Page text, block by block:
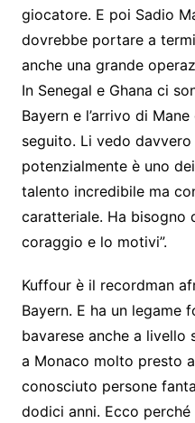
giocatore. E poi Sadio
dovrebbe portare a
anche una grande
In Senegal e Ghana ci
Bayern e l’arrivo di
seguito. Li vedo
potenzialmente è uno
talento incredibile ma
caratteriale. Ha bisogno
coraggio e lo motivi”.
Kuffour è il recordman
Bayern. E ha un legame
bavarese anche a livello
a Monaco molto presto
conosciuto persone
dodici anni. Ecco